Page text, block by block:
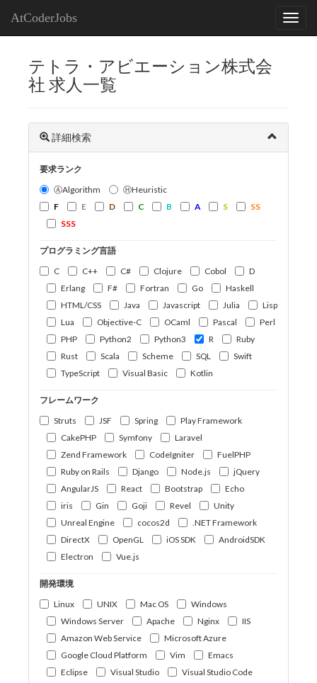
AtCoderJobs
テトラ・アビエーション株式会
社 求人一覧
詳細検索
要求ランク
ⒶAlgorithm
ⒽHeuristic
F
E D C B A S
SS
SSS
プログラミング言語
C
C++ C# Clojure Cobol
D
Erlang
F# Fortran Go
Haskell
HTML/CSS
Java Javascript Julia
Lisp
Lua
Objective-C OCaml Pascal
Perl
PHP
Python2 Python3 R
Ruby
Rust
Scala Scheme SQL
Swift
TypeScript
Visual Basic Kotlin
フレームワーク
Struts
JSF Spring
Play Framework
CakePHP
Symfony
Laravel
Zend Framework
CodeIgniter
FuelPHP
Ruby on Rails
Django Node.js
jQuery
AngularJS
React Bootstrap
Echo
iris
Gin Goji Revel
Unity
Unreal Engine
cocos2d
.NET Framework
DirectX
OpenGL iOS SDK
AndroidSDK
Electron
Vue.js
開発環境
Linux
UNIX Mac OS
Windows
Windows Server
Apache Nginx
IIS
Amazon Web Service
Microsoft Azure
Google Cloud Platform
Vim
Emacs
Eclipse
Visual Studio
Visual Studio Code